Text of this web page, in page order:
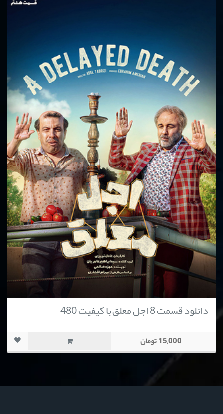
دانلود قسمت 8 اجل معلق با کیفیت 480
15,000 تومان